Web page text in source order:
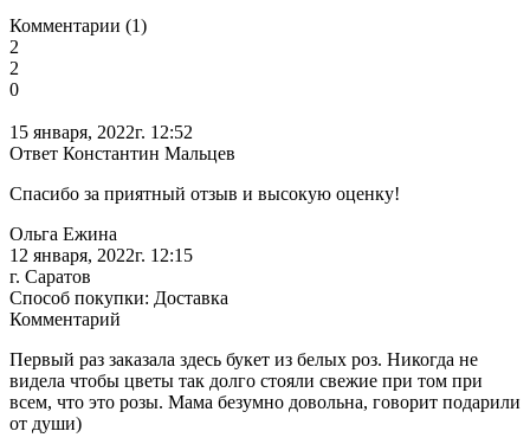
Комментарии (1)
2
2
0
15 января, 2022г. 12:52
Ответ Константин Мальцев
Спасибо за приятный отзыв и высокую оценку!
Ольга Ежина
12 января, 2022г. 12:15
г. Саратов
Способ покупки: Доставка
Комментарий
Первый раз заказала здесь букет из белых роз. Никогда не
видела чтобы цветы так долго стояли свежие при том при
всем, что это розы. Мама безумно довольна, говорит подарили
от души)